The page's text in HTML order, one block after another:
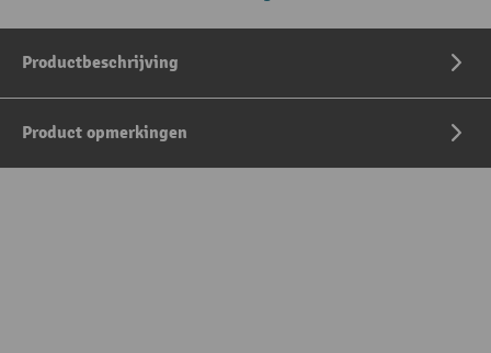
Productbeschrijving
Product opmerkingen